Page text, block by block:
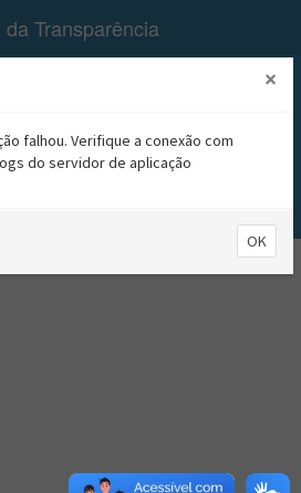
Transparência
DE
×
falhou. Verifique a conexão com
do servidor de aplicação
OK